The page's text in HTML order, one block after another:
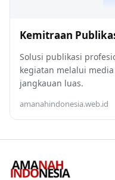
Kemitraan
Solusi publikasi
kegiatan melalui
jangkauan luas.
amanahindonesia.web.id